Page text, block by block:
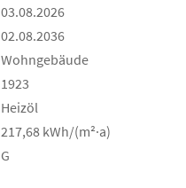
03.08.2026
02.08.2036
Wohngebäude
1923
Heizöl
217,68 kWh/(m²·a)
G